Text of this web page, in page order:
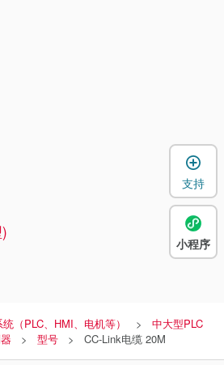
（PLC、HMI、电机等）
中大型PLC
型号 CC-Link电缆 20M
支持
小程序